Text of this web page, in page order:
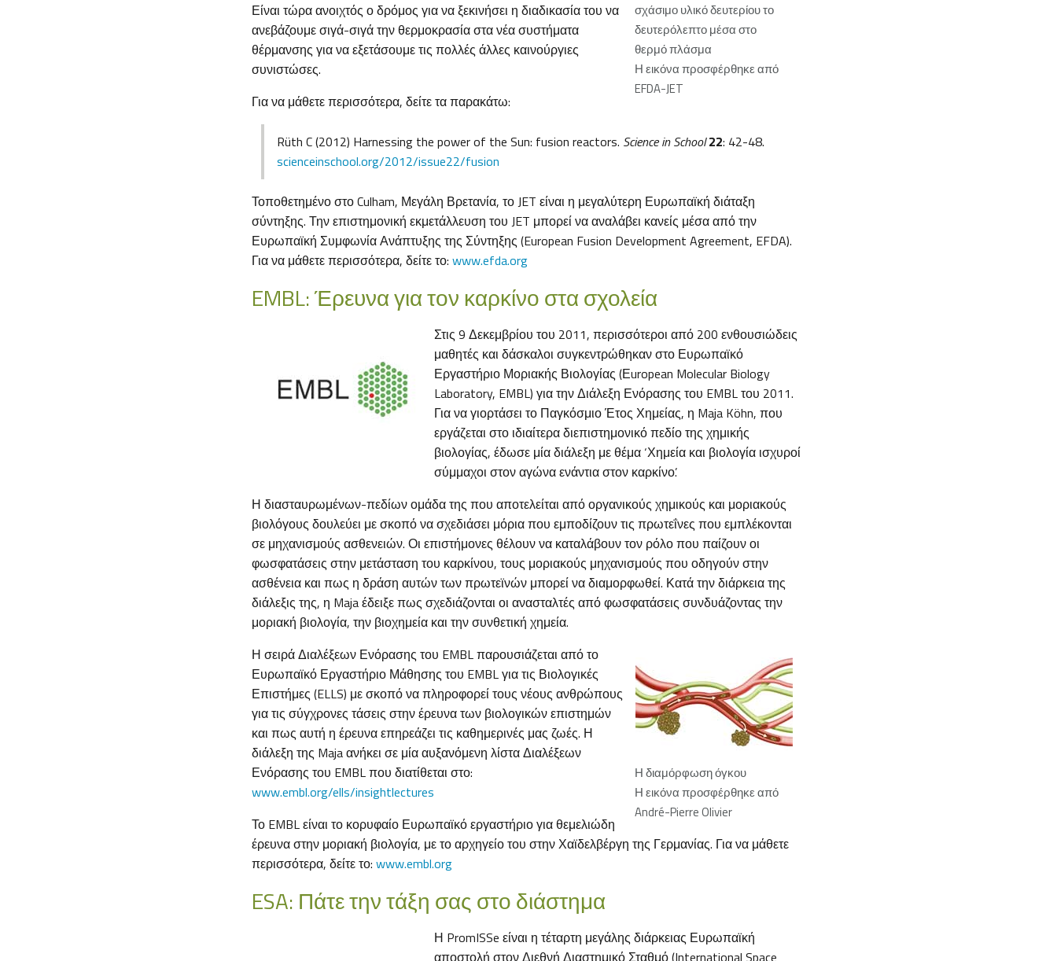
σχάσιμο υλικό δευτερίου το
δευτερόλεπτο μέσα στο
θερμό πλάσμα
Η εικόνα προσφέρθηκε από
EFDA-JET
Είναι τώρα ανοιχτός ο δρόμος για να ξεκινήσει η διαδικασία του να
ανεβάζουμε σιγά-σιγά την θερμοκρασία στα νέα συστήματα
θέρμανσης για να εξετάσουμε τις πολλές άλλες καινούργιες
συνιστώσες.
Για να μάθετε περισσότερα, δείτε τα παρακάτω:
Rüth C (2012) Harnessing the power of the Sun: fusion reactors. Science in School 22: 42-48.
scienceinschool.org/2012/issue22/fusion
Τοποθετημένο στο Culham, Μεγάλη Βρετανία, το JET είναι η μεγαλύτερη Ευρωπαϊκή διάταξη
σύντηξης. Την επιστημονική εκμετάλλευση του JET μπορεί να αναλάβει κανείς μέσα από την
Ευρωπαϊκή Συμφωνία Ανάπτυξης της Σύντηξης (European Fusion Development Agreement, EFDA).
Για να μάθετε περισσότερα, δείτε το: www.efda.org
EMBL: Έρευνα για τον καρκίνο στα σχολεία
Στις 9 Δεκεμβρίου του 2011, περισσότεροι από 200 ενθουσιώδεις
μαθητές και δάσκαλοι συγκεντρώθηκαν στο Ευρωπαϊκό
Εργαστήριο Μοριακής Βιολογίας (Εuropean Molecular Biology
Laboratory, EMBL) για την Διάλεξη Ενόρασης του EMBL του 2011.
Για να γιορτάσει το Παγκόσμιο Έτος Χημείας, η Maja Köhn, που
εργάζεται στο ιδιαίτερα διεπιστημονικό πεδίο της χημικής
βιολογίας, έδωσε μία διάλεξη με θέμα ‘Χημεία και βιολογία ισχυροί
σύμμαχοι στον αγώνα ενάντια στον καρκίνο’.
Η διασταυρωμένων-πεδίων ομάδα της που αποτελείται από οργανικούς χημικούς και μοριακούς
βιολόγους δουλεύει με σκοπό να σχεδιάσει μόρια που εμποδίζουν τις πρωτεΐνες που εμπλέκονται
σε μηχανισμούς ασθενειών. Οι επιστήμονες θέλουν να καταλάβουν τον ρόλο που παίζουν οι
φωσφατάσεις στην μετάσταση του καρκίνου, τους μοριακούς μηχανισμούς που οδηγούν στην
ασθένεια και πως η δράση αυτών των πρωτεϊνών μπορεί να διαμορφωθεί. Κατά την διάρκεια της
διάλεξις της, η Maja έδειξε πως σχεδιάζονται οι ανασταλτές από φωσφατάσεις συνδυάζοντας την
μοριακή βιολογία, την βιοχημεία και την συνθετική χημεία.
Η διαμόρφωση όγκου
Η εικόνα προσφέρθηκε από
André-Pierre Olivier
Η σειρά Διαλέξεων Ενόρασης του EMBL παρουσιάζεται από το
Ευρωπαϊκό Εργαστήριο Μάθησης του EMBL για τις Βιολογικές
Επιστήμες (ELLS) με σκοπό να πληροφορεί τους νέους ανθρώπους
για τις σύγχρονες τάσεις στην έρευνα των βιολογικών επιστημών
και πως αυτή η έρευνα επηρεάζει τις καθημερινές μας ζωές. Η
διάλεξη της Maja ανήκει σε μία αυξανόμενη λίστα Διαλέξεων
Ενόρασης του EMBL που διατίθεται στο:
www.embl.org/ells/insightlectures
Το EMBL είναι το κορυφαίο Ευρωπαϊκό εργαστήριο για θεμελιώδη
έρευνα στην μοριακή βιολογία, με το αρχηγείο του στην Χαϊδελβέργη της Γερμανίας. Για να μάθετε
περισσότερα, δείτε το: www.embl.org
ESA: Πάτε την τάξη σας στο διάστημα
Η PromISSe είναι η τέταρτη μεγάλης διάρκειας Ευρωπαϊκή
αποστολή στον Διεθνή Διαστημικό Σταθμό (International Space